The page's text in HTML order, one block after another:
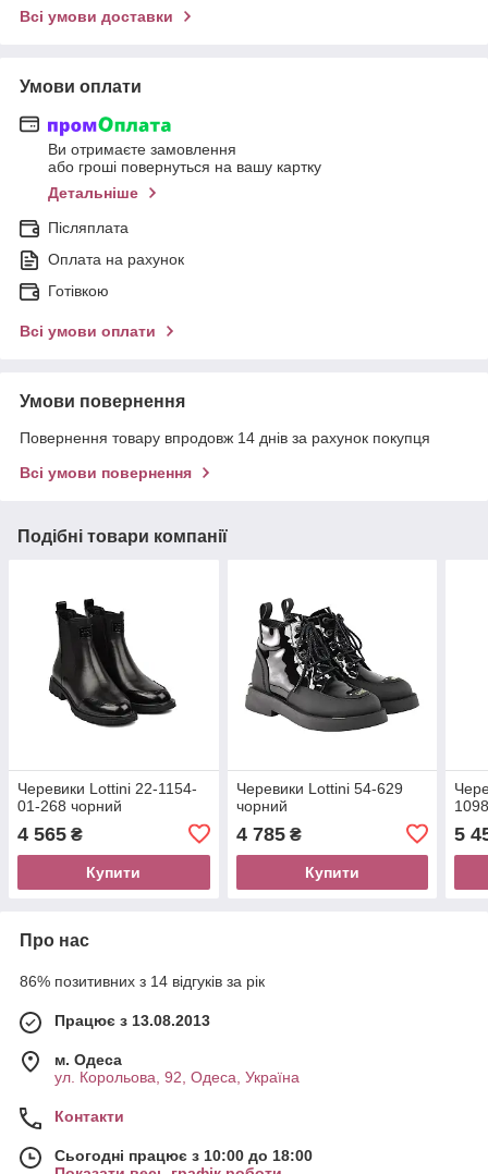
Всі умови доставки
Умови оплати
Ви отримаєте замовлення
або гроші повернуться на вашу картку
Детальніше
Післяплата
Оплата на рахунок
Готівкою
Всі умови оплати
Умови повернення
Повернення товару впродовж 14 днів за рахунок покупця
Всі умови повернення
Подібні товари компанії
Черевики Lottini 22-1154-
01-268 чорний
4 565 ₴
Купити
Черевики Lottini 54-629
чорний
4 785₴
Купити
5
Про нас
86% позитивних з 14 відгуків за рік
Працює з 13.08.2013
м. Одеса
ул. Корольова, 92, Одеса, Україна
Контакти
Сьогодні працює з 10:00 до 18:00